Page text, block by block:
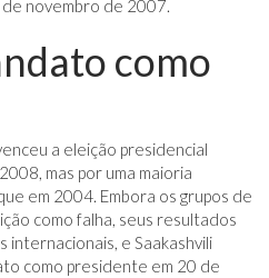
novembro de 2007.
como
a eleição presidencial
mas por uma maioria
em 2004. Embora os grupos de
como falha, seus resultados
e Saakashvili
como presidente em 20 de